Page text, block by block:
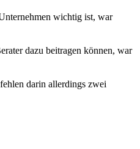
wichtig ist, war
dazu beitragen können, war
darin allerdings zwei